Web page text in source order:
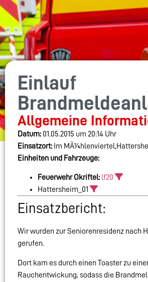
Einlauf
Allgemeine
Datum: 01.05.2015 um 20:14 Uhr
Einsatzort: Im
Einheiten und Fahrzeuge:
Feuerwehr Okriftel: lf20
Hattersheim_01
Einsatzbericht:
Wir wurden zur Seniorenresidenz nach
gerufen.
Dort kam es durch einen Toaster zu
Rauchentwickung, sodass die